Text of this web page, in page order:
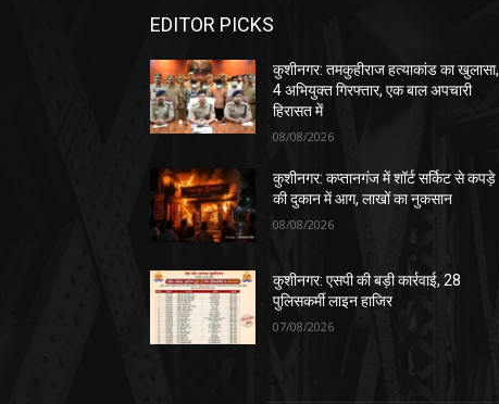
EDITOR PICKS
कुशीनगर: तमकुहीराज हत्याकांड का खुलासा,
4 अभियुक्त गिरफ्तार, एक बाल अपचारी
हिरासत में
08/08/2026
कुशीनगर: कप्तानगंज में शॉर्ट सर्किट से कपड़े
की दुकान में आग, लाखों का नुकसान
08/08/2026
कुशीनगर: एसपी की बड़ी कार्रवाई, 28
पुलिसकर्मी लाइन हाजिर
07/08/2026